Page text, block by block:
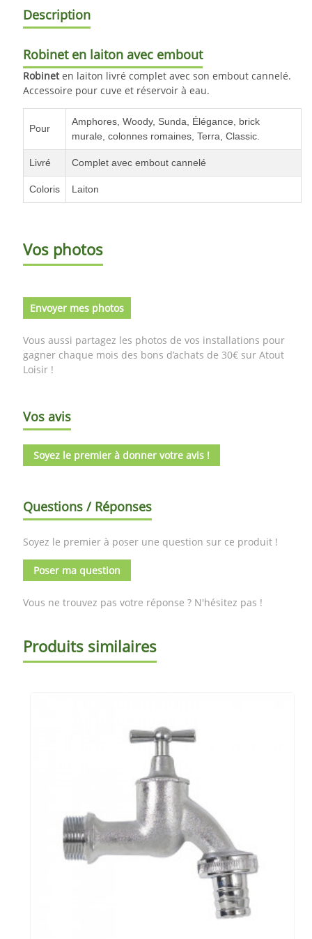
Description
Robineten laiton avec embout
Robineten laiton livré complet avec son embout cannelé.
Accessoire pour cuve et réservoir à eau.
Pour
Amphores, Woody, Sunda, Élégance, brick
murale, colonnes romaines, Terra, Classic.
Livré Complet avec embout cannelé
Coloris Laiton
Vos photos
Envoyer mes photos
Vous aussi partagez les photos de vos installations pour
gagner chaque mois des bons d’achats de 30€ sur Atout
Loisir !
Vos avis
Soyez le premier à donner votre avis !
Questions / Réponses
Soyez le premier à poser une question sur ce produit !
Poser ma question
Vous ne trouvez pas votre réponse ? N'hésitez pas !
Produits similaires